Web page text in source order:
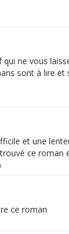
ne vous
sont à lire et
et une
ce roman
ce roman